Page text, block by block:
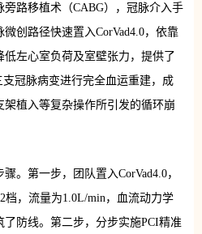
路移植术（CABG），冠脉介入手
创路径快速置入CorVad4.0，依靠
左心室负荷及室壁张力，提供了
冠脉病变进行完全血运重建，成
植入等复杂操作所引发的循环崩
。第一步，团队置入CorVad4.0，
档，流量为1.0L/min，血流动力学
防线。第二步，分步实施PCI精准